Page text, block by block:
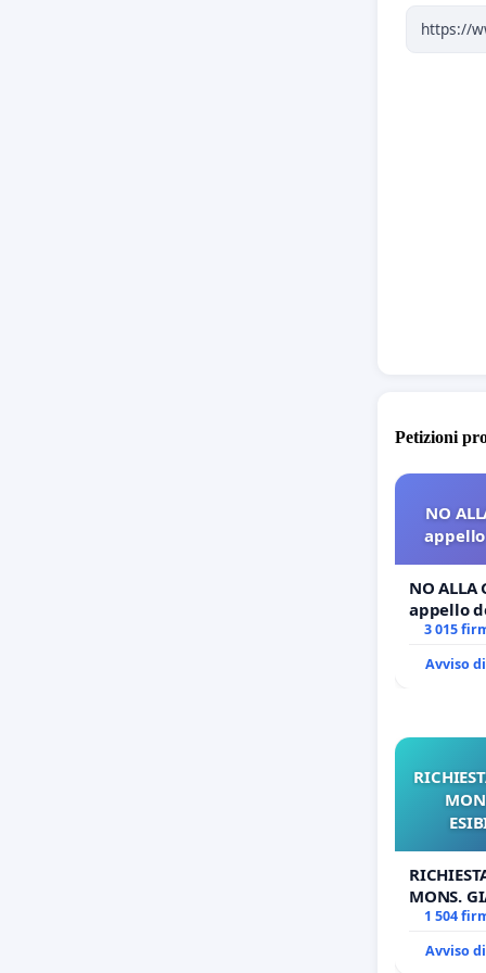
rimane
etnica.
===
Dopo
Grazie
Petizioni
NO
NO ALLA
appello
3 015
Avviso
MONS.
OPERE
1 504
Avviso